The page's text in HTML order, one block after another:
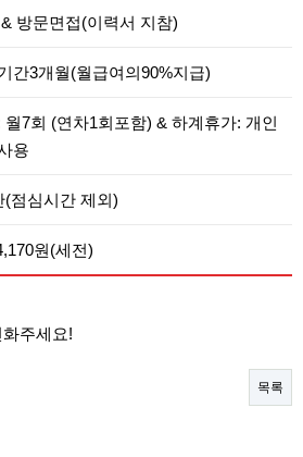
방문면접(이력서 지참)
간3개월(월급여의90%지급)
월7회 (연차1회포함) & 하계휴가: 개인
용
(점심시간 제외)
원(세전)
주세요!​
목록